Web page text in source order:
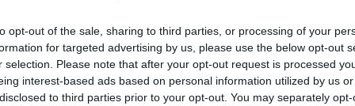
opt-out of the sale, sharing to third parties, or processing of your
for targeted advertising by us, please use the below opt-out
selection. Please note that after your opt-out request is processed
interest-based ads based on personal information utilized by us
to third parties prior to your opt-out. You may separately
benzinmotorok fejlesztését
e-cars.hu
A Volvo még tavaly, első autógyártóként jelentette
be, hogy tervei szerint minden modelljéből kínál majd